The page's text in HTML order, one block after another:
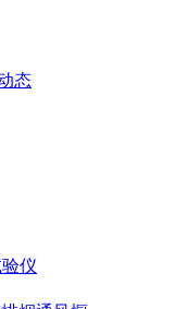
态
仪